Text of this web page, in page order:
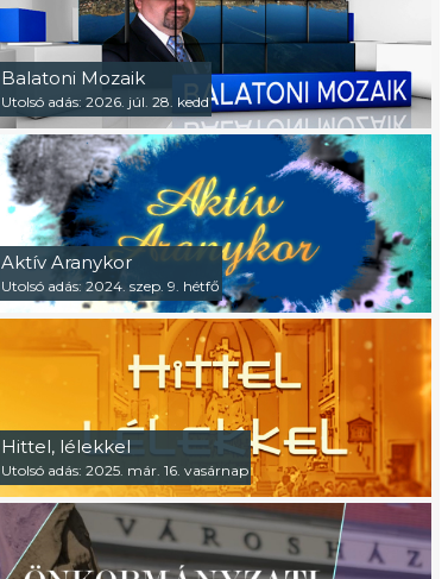
Balatoni Mozaik
Utolsó adás: 2026. júl. 28. kedd
Aktív Aranykor
Utolsó adás: 2024. szep. 9. hétfő
Hittel, lélekkel
Utolsó adás: 2025. már. 16. vasárnap